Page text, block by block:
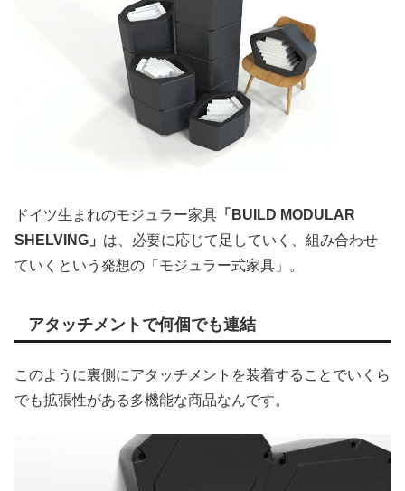
ドイツ生まれのモジュラー家具 「BUILD MODULAR
SHELVING」 は、必要に応じて足していく、組み合わせ
ていくという発想の「モジュラー式家具」。
アタッチメントで何個でも連結
このように裏側にアタッチメントを装着することでいくら
でも拡張性がある多機能な商品なんです。